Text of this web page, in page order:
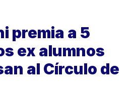
premia a 5
ex alumnos
al Círculo de